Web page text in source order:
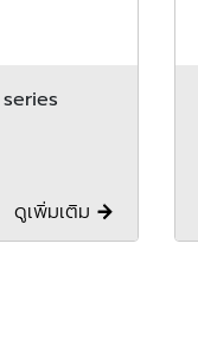
ดูเพิ่มเติม